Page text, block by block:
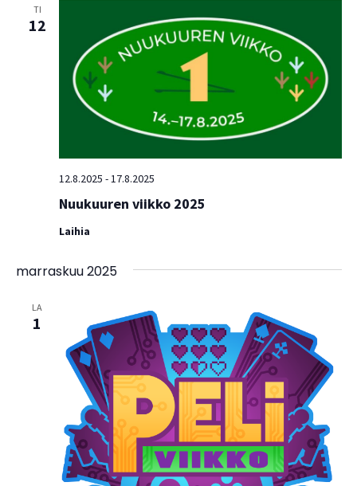
TI
12
Nuukuuren viikko 2025
12.8.2025 -17.8.2025
Laihia
marraskuu 2025
LA
1